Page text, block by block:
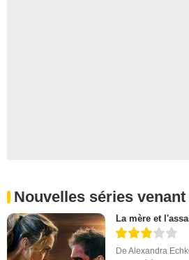
Nouvelles séries
La mère et
DeAlexandra